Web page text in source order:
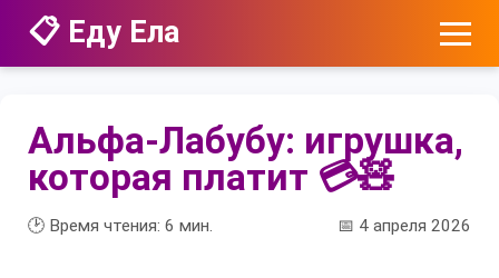
📋 Еду Ела
Альфа-Лабубу: игрушка,
которая платит 💳🧸
🕑 Время чтения: 6 мин. 📅 4 апреля 2026